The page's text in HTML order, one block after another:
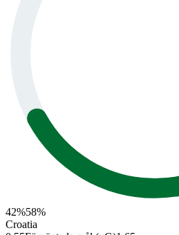
42%58%
Croatia